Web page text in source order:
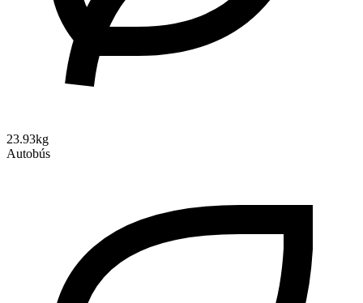
23.93kg
Autobús